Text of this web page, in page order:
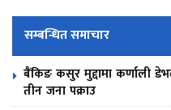
सम्बन्धित समाचार
बैंकिङ कसुर मुद्दामा कर्णाली
तीन जना पक्राउ